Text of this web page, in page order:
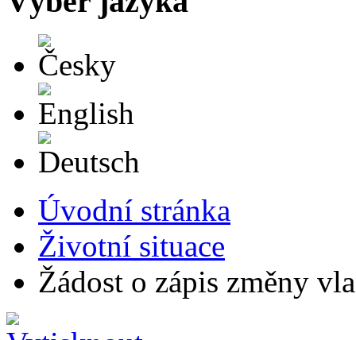
Úvodní stránka
Životní situace
Žádost o zápis změny